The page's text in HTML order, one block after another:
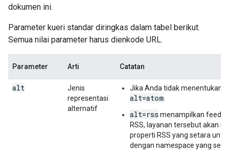
dokumen ini.
Parameter kueri standar diringkas dalam tabel berikut.
Semua nilai parameter harus dienkode URL.
Parameter Arti Catatan
alt
Jenis
representasi
alternatif
Jika Anda tidak menentukan
alt=atom
alt=rssmenampilkan feed
RSS, layanan tersebut akan
properti RSS yang setara
dengan namespace yang